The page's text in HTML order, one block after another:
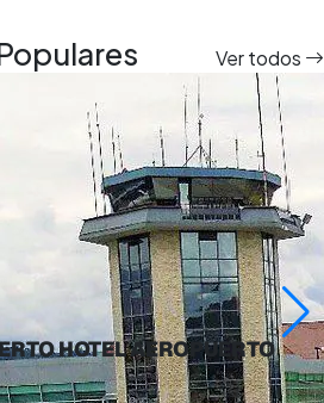
Ver todos
HOTEL AEROPUERTO